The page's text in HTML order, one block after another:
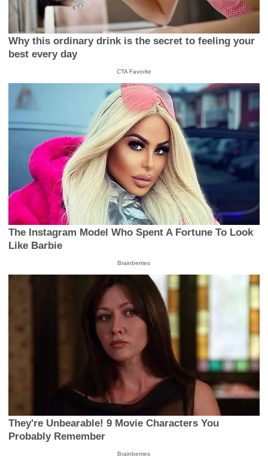
Why this ordinary drink is the secret to feeling your
best every day
CTA Favorite
The Instagram Model Who Spent A Fortune To Look
Like Barbie
Brainberries
They're Unbearable! 9 Movie Characters You
Probably Remember
Brainberries